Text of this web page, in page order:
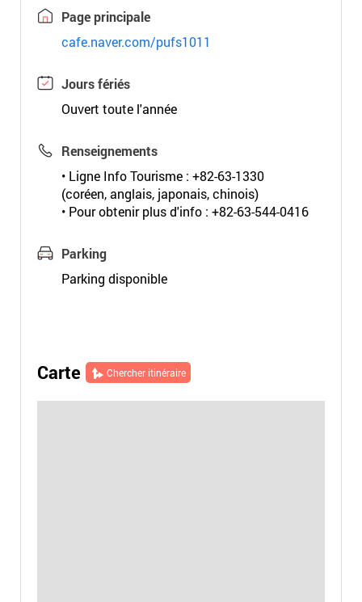
Page principale
cafe.naver.com/pufs1011
Jours fériés
Ouvert toute l'année
Renseignements
• Ligne Info Tourisme : +82-63-1330
(coréen, anglais, japonais, chinois)
• Pour obtenir plus d'info : +82-63-544-0416
Parking
Parking disponible
Carte Chercher itinéraire